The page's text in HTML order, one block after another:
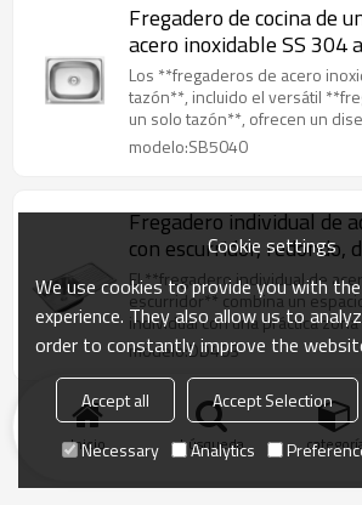
Fregadero de cocina de
acero inoxidable SS 304
cocinas domésticas
Los **fregaderos de acero
tazón**, incluido el versátil
un solo tazón**, ofrecen un
aerodinámico para tareas
modelo:SB5040
Fregadero individual de
con escurridor, redondo,
grado 304
El **fregadero individual de
escurridor** combina un
individual con una práctica
integrada, mientras que el
y altamente funcional para
lavado de platos y preparación
modelo:DD403
Inicio búsqueda
Cookie settings
We use cookies to provide you with
experience. They also allow us to
order to constantly improve the
Accept all Accept Selection
Necessary
Analytics